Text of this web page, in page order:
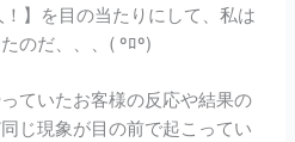
】を目の当たりにして、私は
のだ、、、( ºﾛº)
ていたお客様の反応や結果の
じ現象が目の前で起こってい